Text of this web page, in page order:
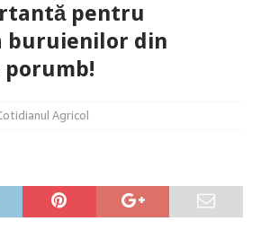
pentru
buruienilor din
Agricol